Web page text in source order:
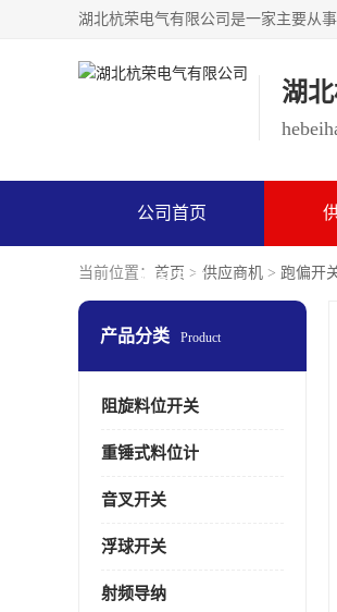
湖
公司首页
联系方式
当前位置： 首页 > 供应商机 > 跑偏开
产品分类 Product
阻旋料位开关
重锤式料位计
音叉开关
浮球开关
射频导纳